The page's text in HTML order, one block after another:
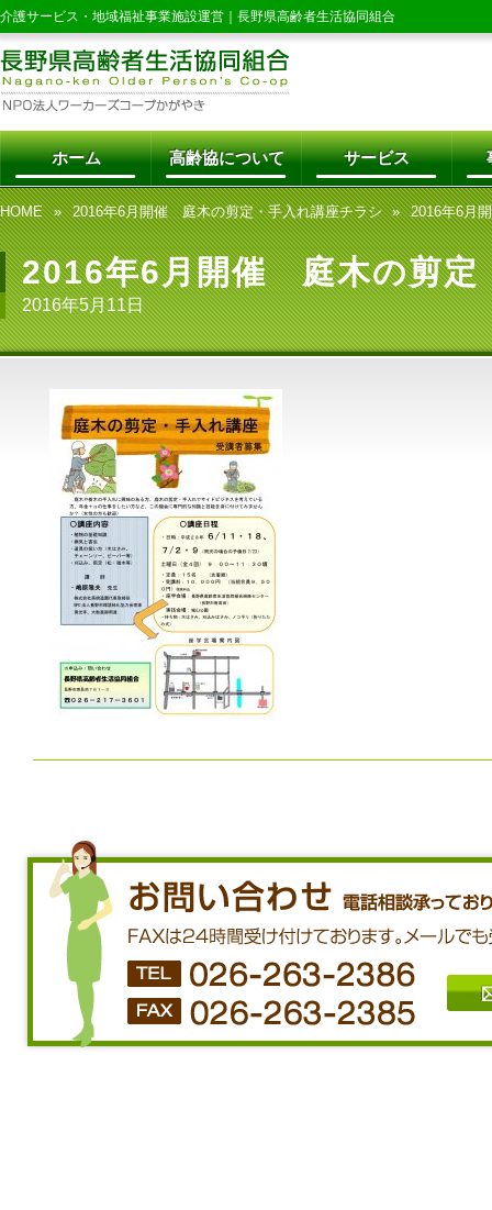
介護サービス・地域福祉事業施設運営｜ 長野県高齢者生活協同組合
ホーム 高齢協について サービス
HOME 2016年6月開催 庭木の剪定・手入れ講座チラシ 2016年6月
2016年6月開催 庭木の剪定
2016年5月11日